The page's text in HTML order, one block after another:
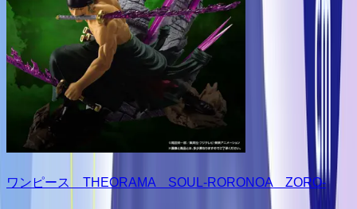
ワンピース THEORAMA SOUL-RORONOA ZORO-